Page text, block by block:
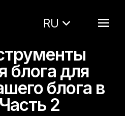
RU
блога для
блога в
2